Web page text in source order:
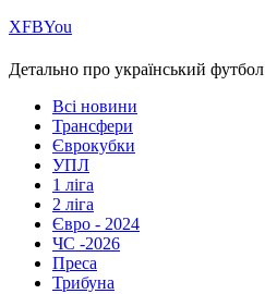
ХFBYou
Детально про український футбол
Всі новини
Трансфери
Єврокубки
УПЛ
1 ліга
2 ліга
Євро - 2024
ЧС -2026
Преса
Трибуна